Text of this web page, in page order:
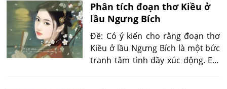
hãy phân tích cái hay đó.
Phân tích đoạn thơ Kiều ở
lầu Ngưng Bích
Đề: Có ý kiến cho rằng đoạn thơ
Kiều ở lầu Ngưng Bích là một bức
tranh tâm tình đầy xúc động. Em